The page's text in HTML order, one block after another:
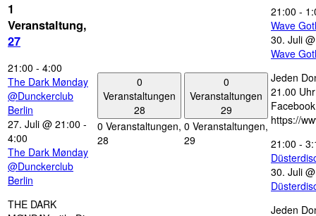
1
Veranstaltung,
27
21:00 - 4:00
The Dark Mønday
@Dunckerclub
Berlin
27. Juli @ 21:00 -
4:00
The Dark Mønday
@Dunckerclub
Berlin
THE DARK
0
Veranstaltungen
28
0 Veranstaltungen,
28
0
Veranstaltungen
29
0 Veranstaltungen,
29
21:00 -
Wave
30. Juli
Wave
Jeden
21.00
https://
21:00 -
30. Juli
Jeden